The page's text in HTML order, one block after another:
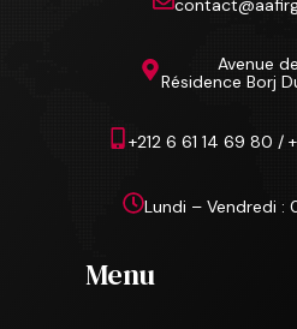
Avenue
Résidence Borj
+212 6 61 14 69 80 /
Lundi – Vendredi :
Menu